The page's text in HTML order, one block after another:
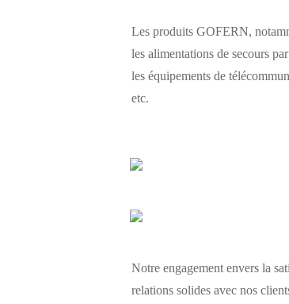
Les produits GOFERN,
les alimentations de secours
les équipements de
etc.
Notre engagement envers la
relations solides avec nos